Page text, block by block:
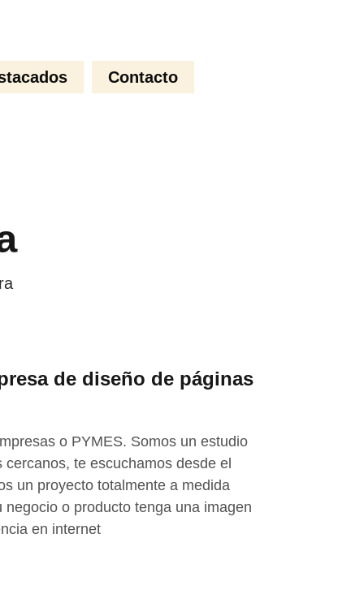
Contacto
de diseño de páginas
o PYMES. Somos un estudio
te escuchamos desde el
un proyecto totalmente a medida
o producto tenga una imagen
en internet